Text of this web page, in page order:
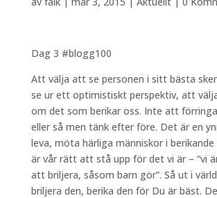
Dag 3 #blogg100
Att välja att se personen i sitt bästa
se ur ett optimistiskt perspektiv, att
om det som berikar oss. Inte att
eller så men tänk efter före. Det är en
leva, möta härliga människor i
är vår rätt att stå upp för det vi är – “vi
att briljera, såsom barn gör”. Så ut i
briljera den, berika den för Du är bäst.